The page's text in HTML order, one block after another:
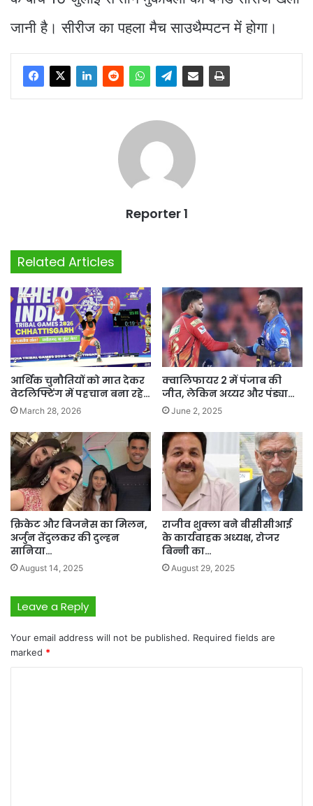
जानी है। सीरीज का पहला मैच साउथैम्पटन में होगा।
Reporter 1
Related Articles
आर्थिक चुनौतियों को मात देकर
वेटलिफ्टिंग में पहचान बना रहे…
March 28, 2026
क्वालिफायर 2 में पंजाब की
जीत, लेकिन अय्यर और पंड्या…
June 2, 2025
क्रिकेट और बिजनेस का मिलन,
अर्जुन तेंदुलकर की दुल्हन
सानिया…
August 14, 2025
राजीव शुक्ला बने बीसीसीआई
के कार्यवाहक अध्यक्ष, रोजर
बिन्नी का…
August 29, 2025
Leave a Reply
Your email address will not be published. Required fields are
marked *